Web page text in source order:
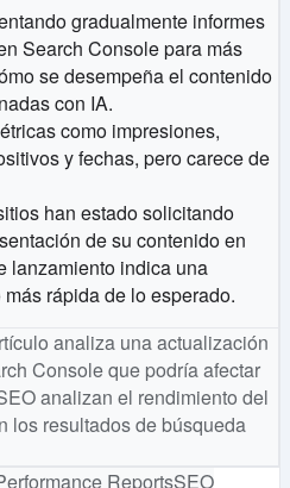
gradualmente informes
Search Console para más
se desempeña el contenido
con IA.
como impresiones,
y fechas, pero carece de
han estado solicitando
de su contenido en
lanzamiento indica una
rápida de lo esperado.
analiza una actualización
Console que podría afectar
analizan el rendimiento del
los resultados de búsqueda
ReportsSEO